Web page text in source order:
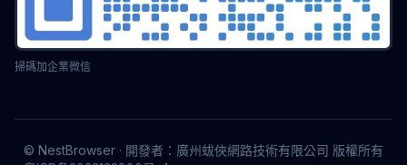
掃碼加企業微信
© NestBrowser · 開發者：廣州蛂俠網路技術有限公司 版權所有